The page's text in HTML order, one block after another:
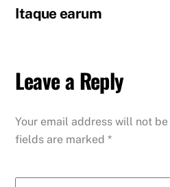
Itaque earum
Leave a Reply
Your email address will not
fields are marked*